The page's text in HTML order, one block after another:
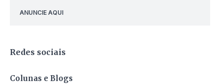
ANUNCIE AQUI
Redes sociais
Colunas e Blogs